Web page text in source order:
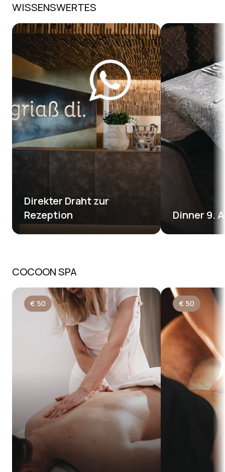
WISSENSWERTES
Direkter Draht zur
Rezeption
Dinner 9.
COCOON SPA
€ 50 € 50